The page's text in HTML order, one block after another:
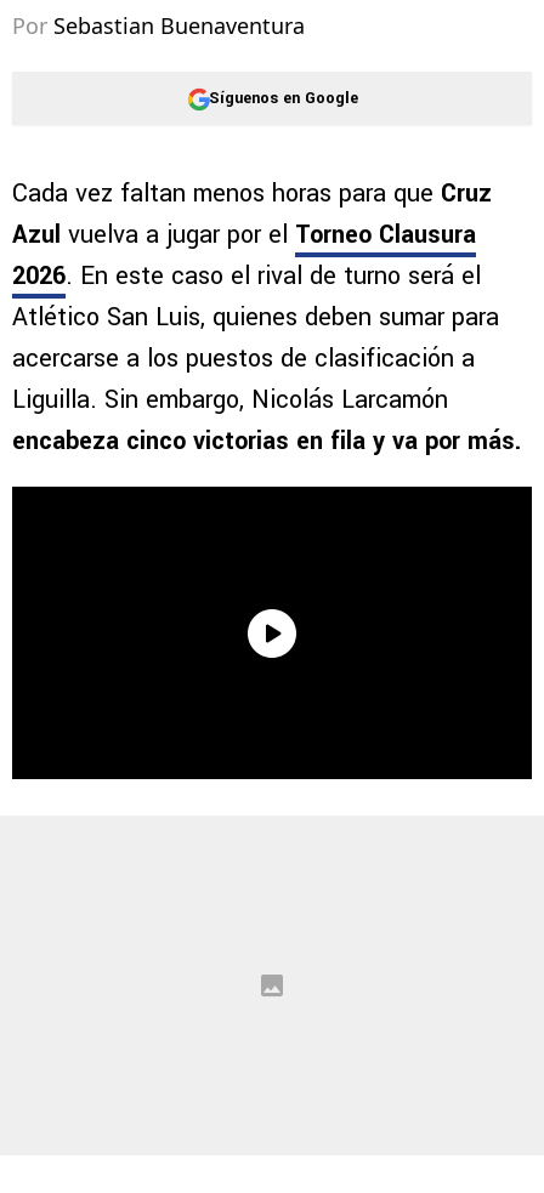
Por Sebastian Buenaventura
Síguenos en Google
Cada vez faltan menos horas para que Cruz
Azul vuelva a jugar por el Torneo Clausura
2026. En este caso el rival de turno será el
Atlético San Luis, quienes deben sumar para
acercarse a los puestos de clasificación a
Liguilla. Sin embargo, Nicolás Larcamón
encabeza cinco victorias en fila y va por más.